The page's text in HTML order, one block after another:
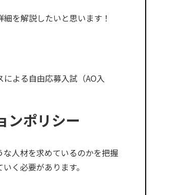
を解説したいと思います！
よる自由応募入試（AO入
ンポリシー
人材を求めているのかを把握
く必要があります。